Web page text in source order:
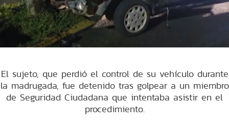
El sujeto, que perdió el control de su vehículo durante
la madrugada, fue detenido tras golpear a un miembro
de Seguridad Ciudadana que intentaba asistir en el
procedimiento.